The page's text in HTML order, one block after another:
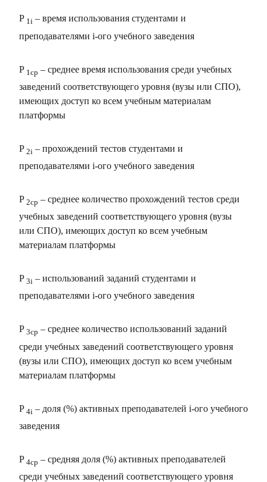
P 1i – время использования студентами и
преподавателями i-ого учебного заведения
P 1ср – среднее время использования среди учебных
заведений соответствующего уровня (вузы или СПО),
имеющих доступ ко всем учебным материалам
платформы
P 2i – прохождений тестов студентами и
преподавателями i-ого учебного заведения
P 2ср – среднее количество прохождений тестов среди
учебных заведений соответствующего уровня (вузы
или СПО), имеющих доступ ко всем учебным
материалам платформы
P 3i – использований заданий студентами и
преподавателями i-ого учебного заведения
P 3ср – среднее количество использований заданий
среди учебных заведений соответствующего уровня
(вузы или СПО), имеющих доступ ко всем учебным
материалам платформы
P 4i – доля (%) активных преподавателей i-ого учебного
заведения
P 4ср – средняя доля (%) активных преподавателей
среди учебных заведений соответствующего уровня